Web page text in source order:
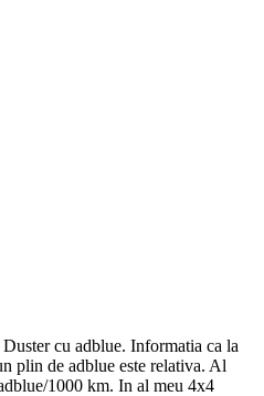
cu adblue. Informatia ca la
plin de adblue este relativa. Al
1000 km. In al meu 4x4